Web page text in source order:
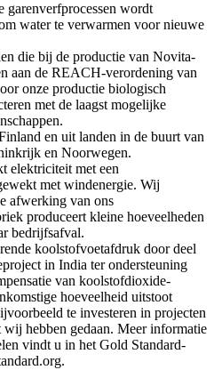
garenverfprocessen wordt
water te verwarmen voor nieuwe
die bij de productie van Novita-
aan de REACH-verordening van
onze productie biologisch
met de laagst mogelijke
en uit landen in de buurt van
en Noorwegen.
elektriciteit met een
met windenergie. Wij
afwerking van ons
produceert kleine hoeveelheden
bedrijfsafval.
koolstofvoetafdruk door deel
in India ter ondersteuning
van koolstofdioxide-
hoeveelheid uitstoot
te investeren in projecten
hebben gedaan. Meer informatie
vindt u in het Gold Standard-